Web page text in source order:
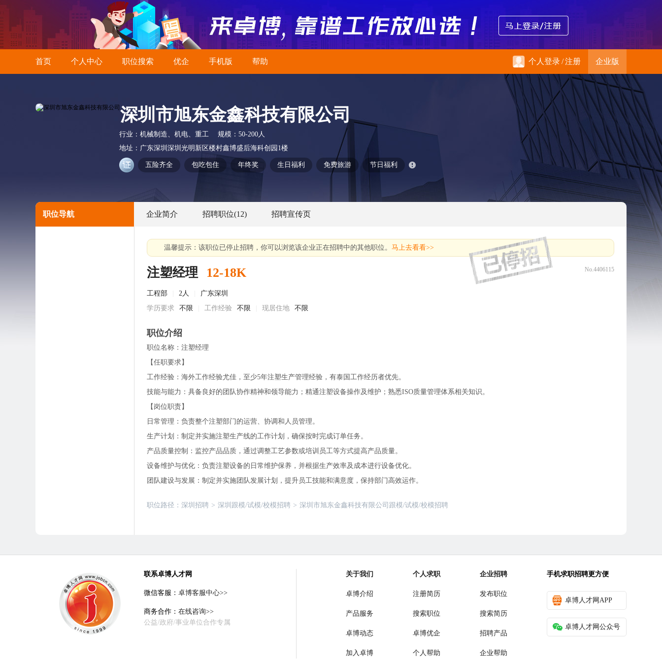
首页 个人中心 职位搜索 优企 手机版 帮助 个人登录/注册 企业版
深圳市旭东金鑫科技有限公司
行业： 机械制造、机电、重工 规模： 50-200人
地址： 广东深圳深圳光明新区楼村鑫博盛后海科创园1楼
五险齐全 包吃包住 年终奖 生日福利 免费旅游 节日福利
职位导航 企业简介 招聘职位(12) 招聘宣传页
温馨提示：该职位已停止招聘，你可以浏览该企业正在招聘中的其他职位。 马上去看看>>
注塑经理 12-18K No.4406115
工程部 2人
广东深圳
学历要求
不限 工作经验 不限 现居住地 不限
职位介绍
职位名称：注塑经理
【任职要求】
工作经验：海外工作经验尤佳，至少5年注塑生产管理经验，有泰国工作经历者优先。
技能与能力：具备良好的团队协作精神和领导能力；精通注塑设备操作及维护；熟悉ISO质量管理体系相关知识。
【岗位职责】
日常管理：负责整个注塑部门的运营、协调和人员管理。
生产计划：制定并实施注塑生产线的工作计划，确保按时完成订单任务。
产品质量控制：监控产品品质，通过调整工艺参数或培训员工等方式提高产品质量。
设备维护与优化：负责注塑设备的日常维护保养，并根据生产效率及成本进行设备优化。
团队建设与发展：制定并实施团队发展计划，提升员工技能和满意度，保持部门高效运作。
职位路径： 深圳招聘 > 深圳跟模/试模/校模招聘 > 深圳市旭东金鑫科技有限公司跟模/试模/校模招聘
联系卓博人才网
微信客服： 卓博客服中心>>
商务合作： 在线咨询>>
公益/政府/事业单位合作专属
关于我们
卓博介绍
产品服务
卓博动态
加入卓博
个人求职
注册简历
搜索职位
卓博优企
个人帮助
企业招聘
发布职位
搜索简历
招聘产品
企业帮助
手机求职招聘更方便
卓博人才网APP
卓博人才网公众号